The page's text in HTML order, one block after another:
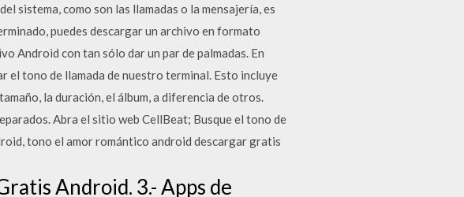
sistema, como son las llamadas o la mensajería, es
puedes descargar un archivo en formato
Android con tan sólo dar un par de palmadas. En
el tono de llamada de nuestro terminal. Esto incluye
la duración, el álbum, a diferencia de otros.
Abra el sitio web CellBeat; Busque el tono de
tono el amor romántico android descargar gratis
Android. 3.- Apps de